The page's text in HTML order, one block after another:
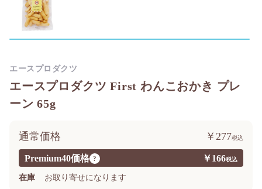
エースプロダクツ First わんこおかき プレ
ーン 65g
Premium40価格 ? ￥166
通常価格 ￥277
在庫 お取り寄せになります
エースプロダクツ